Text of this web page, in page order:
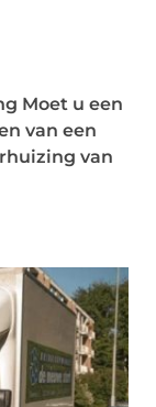
Moet u een
van een
van